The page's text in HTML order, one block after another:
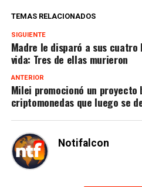
TEMAS RELACIONADOS
SIGUIENTE
Madre le disparó a sus
vida: Tres de ellas murieron
ANTERIOR
Milei promocionó un proyecto
criptomonedas que luego se
Notifalcon